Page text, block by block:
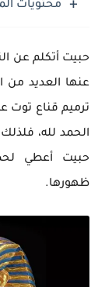
محتويات
حبيت أتكلم عن
عنها العديد
ترميم قناع توت
الحمد لله،
حبيت أعطي
ظهورها.